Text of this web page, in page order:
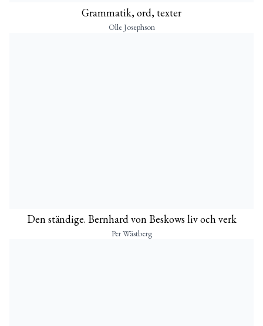
Grammatik, ord, texter
Olle Josephson
Den ständige. Bernhard von Beskows liv och verk
Per Wästberg